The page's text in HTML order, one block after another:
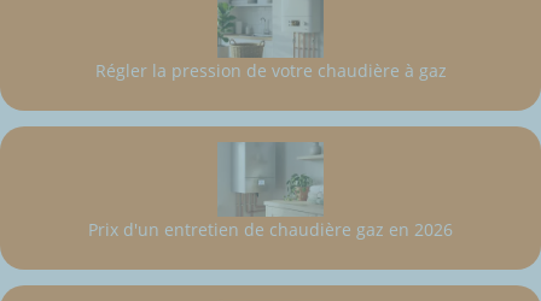
Régler la pression de votre chaudière à gaz
Prix d'un entretien de chaudière gaz en 2026